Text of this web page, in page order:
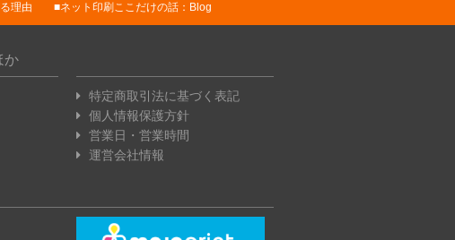
理由 ネット印刷ここだけの話：Blog
か
特定商取引法に基づく表記
個人情報保護方針
営業日・営業時間
運営会社情報